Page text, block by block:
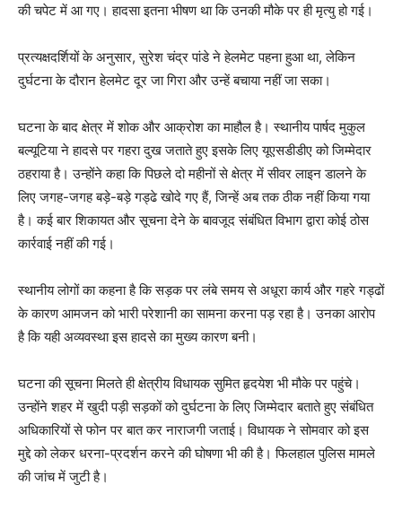
की चपेट में आ गए। हादसा इतना भीषण था कि उनकी मौके पर ही मृत्यु हो गई।
प्रत्यक्षदर्शियों के अनुसार, सुरेश चंद्र पांडे ने हेलमेट पहना हुआ था, लेकिन
दुर्घटना के दौरान हेलमेट दूर जा गिरा और उन्हें बचाया नहीं जा सका।
घटना के बाद क्षेत्र में शोक और आक्रोश का माहौल है। स्थानीय पार्षद मुकुल
बल्यूटिया ने हादसे पर गहरा दुख जताते हुए इसके लिए यूएसडीडीए को जिम्मेदार
ठहराया है। उन्होंने कहा कि पिछले दो महीनों से क्षेत्र में सीवर लाइन डालने के
लिए जगह-जगह बड़े-बड़े गड्ढे खोदे गए हैं, जिन्हें अब तक ठीक नहीं किया गया
है। कई बार शिकायत और सूचना देने के बावजूद संबंधित विभाग द्वारा कोई ठोस
कार्रवाई नहीं की गई।
स्थानीय लोगों का कहना है कि सड़क पर लंबे समय से अधूरा कार्य और गहरे गड्ढों
के कारण आमजन को भारी परेशानी का सामना करना पड़ रहा है। उनका आरोप
है कि यही अव्यवस्था इस हादसे का मुख्य कारण बनी।
घटना की सूचना मिलते ही क्षेत्रीय विधायक सुमित हृदयेश भी मौके पर पहुंचे।
उन्होंने शहर में खुदी पड़ी सड़कों को दुर्घटना के लिए जिम्मेदार बताते हुए संबंधित
अधिकारियों से फोन पर बात कर नाराजगी जताई। विधायक ने सोमवार को इस
मुद्दे को लेकर धरना-प्रदर्शन करने की घोषणा भी की है। फिलहाल पुलिस मामले
की जांच में जुटी है।